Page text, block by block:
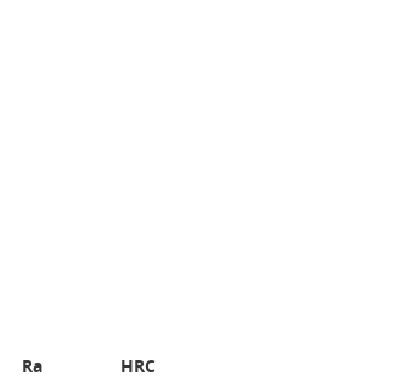
Ra HRC